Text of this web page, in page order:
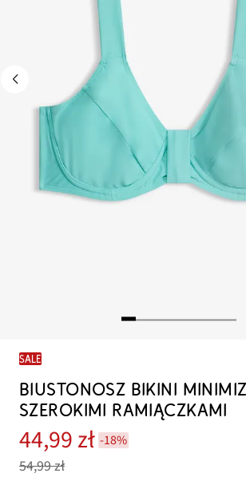
SALE
BIUSTONOSZ BIKINI
SZEROKIMI RAMIĄCZKAMI
44,99 zł -18%
54,99 zł